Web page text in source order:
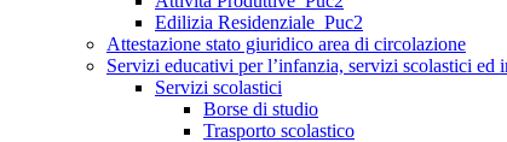
Edilizia Residenziale_Puc2
Attestazione stato giuridico area di circolazione
Servizi educativi per l’infanzia, servizi scolastici
Servizi scolastici
Borse di studio
Trasporto scolastico